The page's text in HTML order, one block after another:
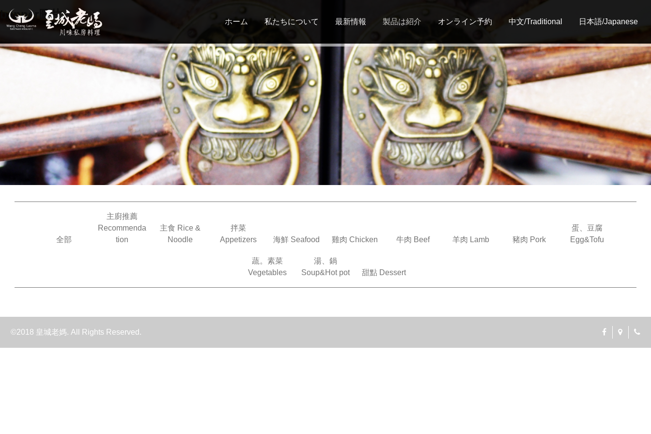
ホーム
私たちについて 最新情報 製品は紹介 オンライン予約 中文/Traditional 日本語/Japanese
banner圖片
全部
主廚推薦
Recommenda
tion
主食 Rice &
Noodle
拌菜
Appetizers
海鮮 Seafood 雞肉 Chicken 牛肉 Beef 羊肉 Lamb 豬肉 Pork
蛋、豆腐
Egg&Tofu
蔬。素菜
Vegetables
湯、鍋
Soup&Hot pot
甜點 Dessert
©2018 皇城老媽. All Rights Reserved.